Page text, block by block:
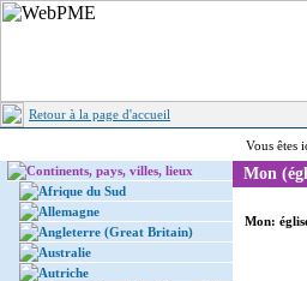
Retour à la page d'accueil
Vous êtes
Continents, pays, villes, lieux
Afrique du Sud
Allemagne
Angleterre (Great Britain)
Australie
Autriche
Mon
Mon: